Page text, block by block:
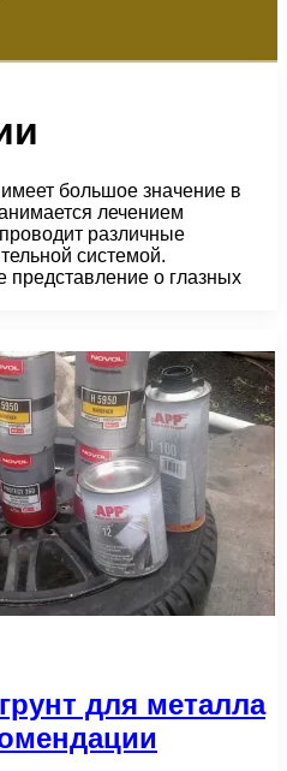
большое значение в
лечением
различные
системой.
о глазных
для металла